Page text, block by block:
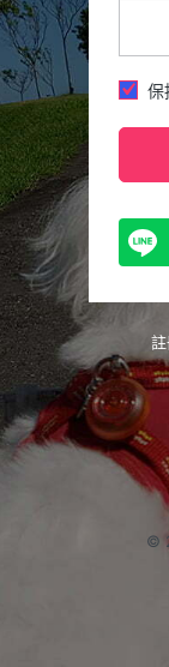
保
©